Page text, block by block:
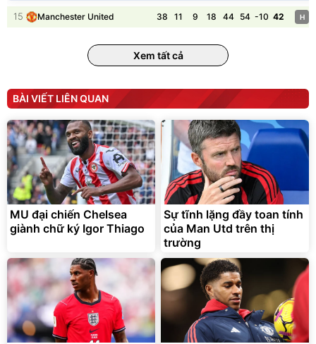
Flash Sale
Bạt phủ xe ô tô cao cấp,
tráng nhôm 03 lớp
392.000
325.000đ
Đã bán nhiều
Xe đạp điện trợ lực G-
Force C14 gấp gọn bỏ cốp
tiện lợi
9.900.000 đ
7.092.000đ
Đang xem nhiều
G-FORCE VIETNA
15 Manchester United 38 11 9 18 44 54 -10 42 H
Xem tất cả
BÀI VIẾT LIÊN QUAN
MU đại chiến Chelsea
giành chữ ký Igor Thiago
Sự tĩnh lặng đầy toan tính
của Man Utd trên thị
trường